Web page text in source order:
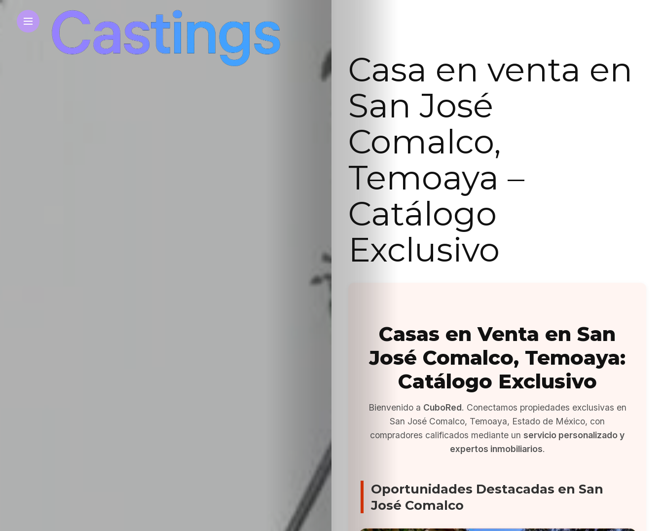
Casa en venta en
San José
Comalco,
Temoaya –
Catálogo
Exclusivo
Casas en Venta en San
José Comalco, Temoaya:
Catálogo Exclusivo
Bienvenido a CuboRed. Conectamos propiedades exclusivas en
San José Comalco, Temoaya, Estado de México, con
compradores calificados mediante un servicio personalizado y
expertos inmobiliarios.
Oportunidades Destacadas en San
José Comalco